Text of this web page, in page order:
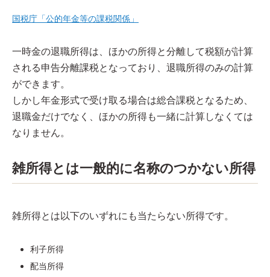
国税庁「公的年金等の課税関係」
一時金の退職所得は、ほかの所得と分離して税額が計算
される申告分離課税となっており、退職所得のみの計算
ができます。
しかし年金形式で受け取る場合は総合課税となるため、
退職金だけでなく、ほかの所得も一緒に計算しなくては
なりません。
雑所得とは一般的に名称のつかない所得
雑所得とは以下のいずれにも当たらない所得です。
利子所得
配当所得